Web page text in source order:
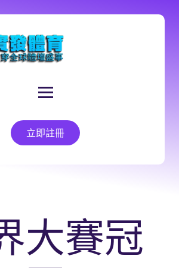
立即註冊
大賽冠